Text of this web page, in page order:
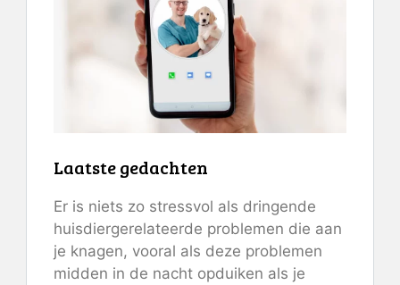
Laatste gedachten
Er is niets zo stressvol als dringende
huisdiergerelateerde problemen die aan
je knagen, vooral als deze problemen
midden in de nacht opduiken als je